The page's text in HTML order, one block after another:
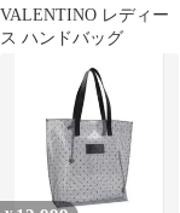
VALENTINO レディー
ス ハンドバッグ